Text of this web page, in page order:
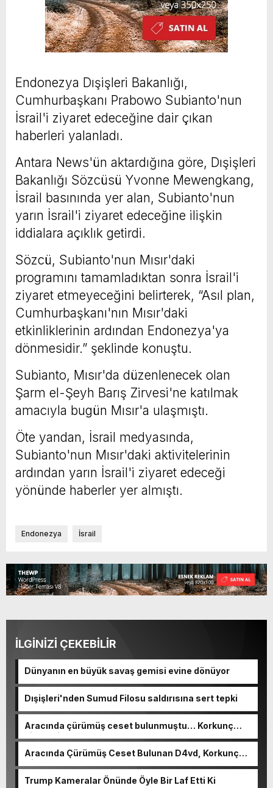
Endonezya Dışişleri Bakanlığı,
Cumhurbaşkanı Prabowo Subianto'nun
İsrail'i ziyaret edeceğine dair çıkan
haberleri yalanladı.
Antara News'ün aktardığına göre, Dışişleri
Bakanlığı Sözcüsü Yvonne Mewengkang,
İsrail basınında yer alan, Subianto'nun
yarın İsrail'i ziyaret edeceğine ilişkin
iddialara açıklık getirdi.
Sözcü, Subianto'nun Mısır'daki
programını tamamladıktan sonra İsrail'i
ziyaret etmeyeceğini belirterek, “Asıl plan,
Cumhurbaşkanı'nın Mısır'daki
etkinliklerinin ardından Endonezya'ya
dönmesidir.” şeklinde konuştu.
Subianto, Mısır'da düzenlenecek olan
Şarm el-Şeyh Barış Zirvesi'ne katılmak
amacıyla bugün Mısır'a ulaşmıştı.
Öte yandan, İsrail medyasında,
Subianto'nun Mısır'daki aktivitelerinin
ardından yarın İsrail'i ziyaret edeceği
yönünde haberler yer almıştı.
Endonezya İsrail
İLGİNİZİ ÇEKEBİLİR
Dünyanın en büyük savaş gemisi evine dönüyor
Dışişleri'nden Sumud Filosu saldırısına sert tepki
Aracında çürümüş ceset bulunmuştu… Korkunç
cinayetin detayları ortaya çıktı
Aracında Çürümüş Ceset Bulunan D4vd, Korkunç
Cinayetle Yargılanıyor
Trump Kameralar Önünde Öyle Bir Laf Etti Ki